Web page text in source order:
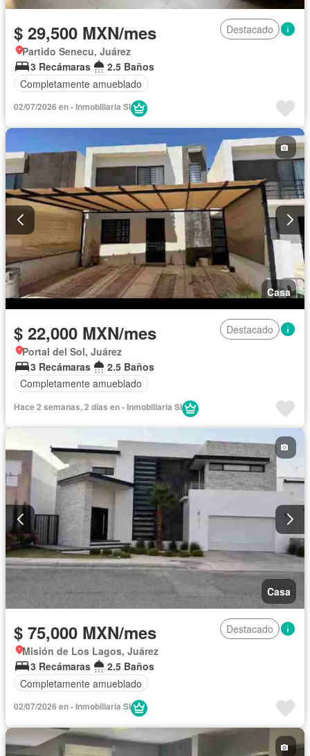
$ 29,500 MXN/mes
Destacado
Partido Senecu, Juárez
3 Recámaras
2.5 Baños
Completamente amueblado
02/07/2026 en - Inmobiliaria SI
Casa
$ 22,000 MXN/mes
Destacado
Portal del Sol, Juárez
3 Recámaras
2.5 Baños
Completamente amueblado
Hace 2 semanas, 2 días en - Inmobiliaria SI
Casa
$ 75,000 MXN/mes
Destacado
Misión de Los Lagos, Juárez
3 Recámaras
2.5 Baños
Completamente amueblado
02/07/2026 en - Inmobiliaria SI